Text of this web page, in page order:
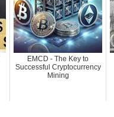
EMCD - The Key to
Successful Cryptocurrency
Mining